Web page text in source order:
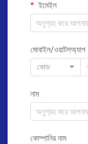
ইমেইল
মোবাইল/ওয়াটসঅ্যাপ
কোড
নাম
কোম্পানির নাম